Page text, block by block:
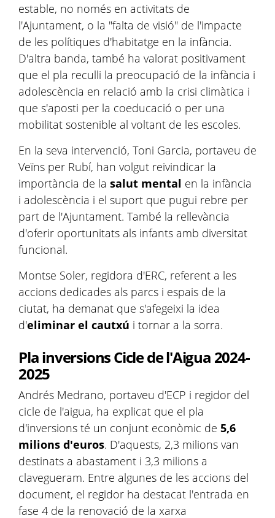
estable, no només en activitats de
l'Ajuntament, o la "falta de visió" de l'impacte
de les polítiques d'habitatge en la infància.
D'altra banda, també ha valorat positivament
que el pla reculli la preocupació de la infància i
adolescència en relació amb la crisi climàtica i
que s'aposti per la coeducació o per una
mobilitat sostenible al voltant de les escoles.
En la seva intervenció, Toni Garcia, portaveu de
Veïns per Rubí, han volgut reivindicar la
importància de la salut mental en la infància
i adolescència i el suport que pugui rebre per
part de l'Ajuntament. També la rellevància
d'oferir oportunitats als infants amb diversitat
funcional.
Montse Soler, regidora d'ERC, referent a les
accions dedicades als parcs i espais de la
ciutat, ha demanat que s'afegeixi la idea
d'eliminar el cautxú i tornar a la sorra.
Pla inversions Cicle de l'Aigua 2024-
2025
Andrés Medrano, portaveu d'ECP i regidor del
cicle de l'aigua, ha explicat que el pla
d'inversions té un conjunt econòmic de 5,6
milions d'euros. D'aquests, 2,3 milions van
destinats a abastament i 3,3 milions a
clavegueram. Entre algunes de les accions del
document, el regidor ha destacat l'entrada en
fase 4 de la renovació de la xarxa